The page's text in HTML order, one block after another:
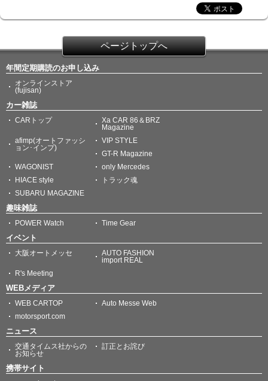
ページトップへ
年間定期購読のお申し込み
オンラインストア
(fujisan)
カー雑誌
CARトップ
Xa CAR 86＆BRZ
Magazine
afimp(オートファッシ
ョン･インプ)
VIP STYLE
GT-R Magazine
WAGONIST
only Mercedes
HIACE style
トラック魂
SUBARU MAGAZINE
趣味雑誌
POWER Watch Time Gear
イベント
大阪オートメッセ
AUTO FASHION
import REAL
R's Meeting
WEBメディア
WEB CARTOP
Auto Messe Web
motorsport.com
ニュース
交通タイムス社からの
お知らせ
訂正とお詫び
携帯サイト